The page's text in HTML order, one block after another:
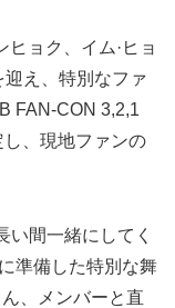
ヒョク、イム·ヒョ
え、特別なファ
FAN-CON 3,2,1
、現地ファンの
い間一緒にしてく
準備した特別な舞
、メンバーと直